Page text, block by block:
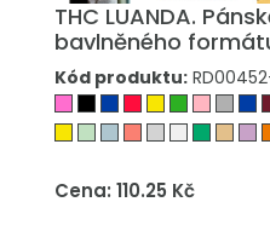
THC LUANDA.
bavlněného
Kód produktu:
Cena: 110.25 Kč